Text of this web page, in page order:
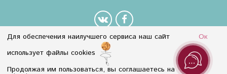
8 (800) 350-55-18
Info@baletmarket.ru
Для обеспечения наилучшего сервиса наш сайт
использует файлы cookies
Продолжая им пользоваться, вы соглашаетесь на
Ок